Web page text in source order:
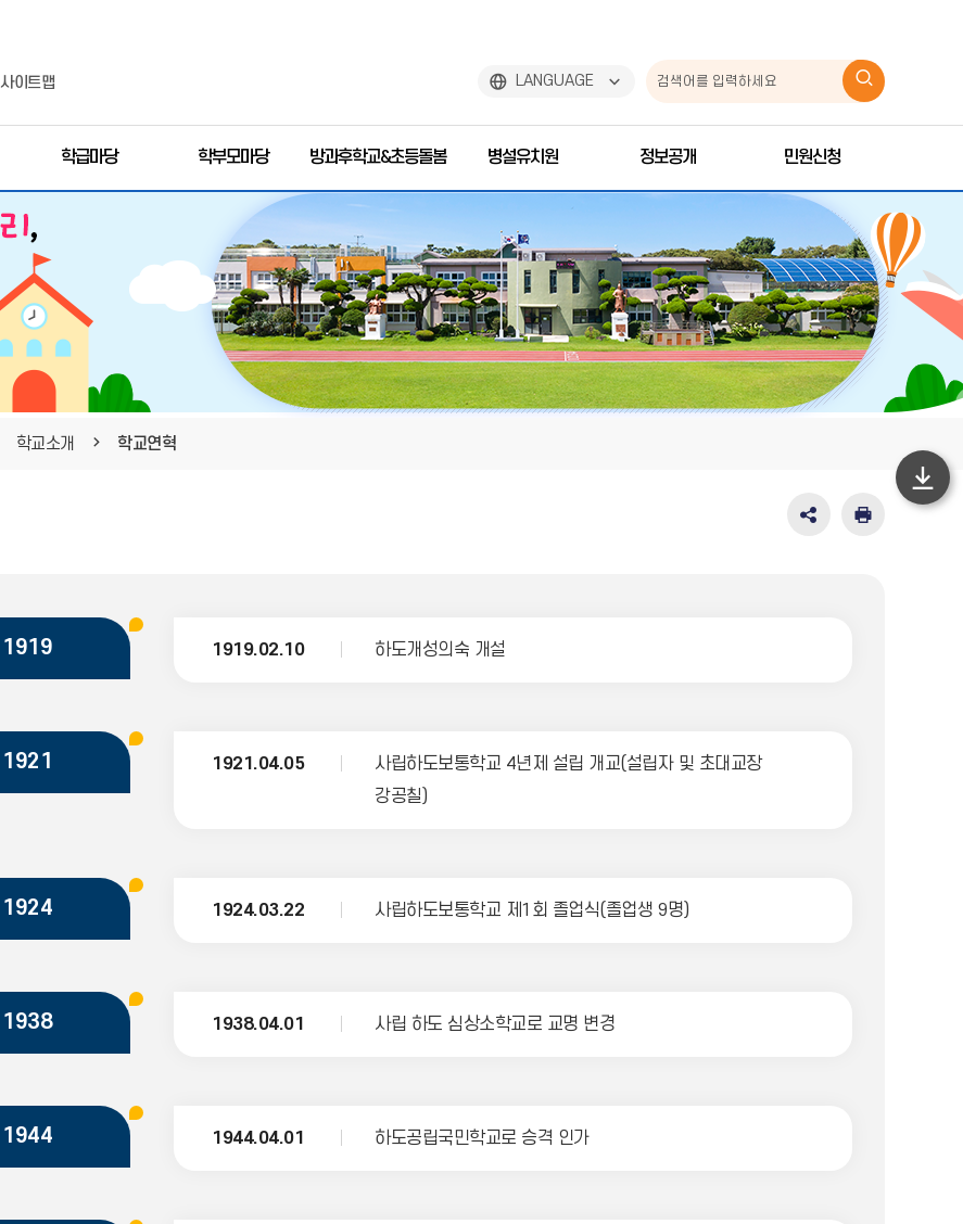
사이트맵 LANGUAGE
검
색
학급마당 학부모마당 방과후학교&초등돌봄 병설유치원 정보공개 민원신청
학교소개 학교연혁
SNS
인
1919 1919.02.10 하도개성의숙 개설
1921 1921.04.05
사립하도보통학교 4년제 설립 개교(설립자 및 초대교장
강공칠)
1924 1924.03.22 사립하도보통학교 제1회 졸업식(졸업생 9명)
1938 1938.04.01 사립 하도 심상소학교로 교명 변경
1944 1944.04.01 하도공립국민학교로 승격 인가
하